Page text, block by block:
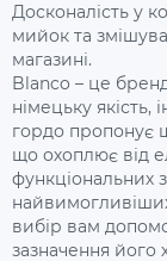
Досконалість у
мийок та
магазині.
Blanco – це
німецьку якість,
гордо пропонує
що охоплює від
функціональних
вибір вам
зазначення його